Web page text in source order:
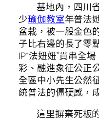
基地內，四川
少瑜伽教室年普法
盆栽，被一股金色
子比右邊的長了零
IP“法妞妞”貫串全
彩、融進象征公正
全區中小先生公然
統普法的僵硬感，
這里摒棄死板